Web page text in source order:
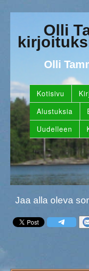
Olli
Olli
Kotisivu
Alustuksia
Uudelleen
Jaa alla oleva